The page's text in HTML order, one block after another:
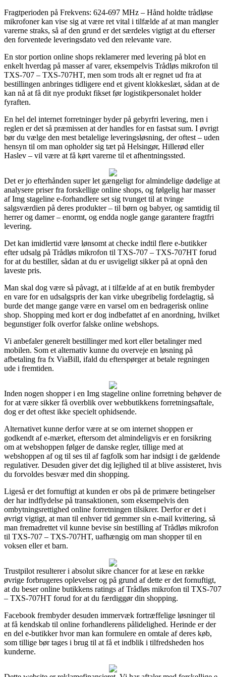
Fragtperioden på Frekvens: 624-697 MHz – Hånd holdte trådløse
mikrofoner kan vise sig at være ret vital i tilfælde af at man mangler
varerne straks, så af den grund er det særdeles vigtigt at du efterser
den forventede leveringsdato ved den relevante vare.
En stor portion online shops reklamerer med levering på blot en
enkelt hverdag på masser af varer, eksempelvis Trådløs mikrofon til
TXS-707 – TXS-707HT, men som trods alt er regnet ud fra at
bestillingen anbringes tidligere end et givent klokkeslæt, sådan at de
kan nå at få dit nye produkt fikset før logistikpersonalet holder
fyraften.
En hel del internet forretninger byder på gebyrfri levering, men i
reglen er det så præmissen at der handles for en fastsat sum. I øvrigt
bør du vælge den mest betalelige leveringsløsning, der oftest – uden
hensyn til om man opholder sig tæt på Helsingør, Hillerød eller
Haslev – vil være at få kørt varerne til et afhentningssted.
Det er jo efterhånden super let gængeligt for almindelige dødelige at
analysere priser fra forskellige online shops, og følgelig har masser
af Img stageline e-forhandlere set sig tvunget til at tvinge
salgsværdien på deres produkter – til børn og babyer, og samtidig til
herrer og damer – enormt, og endda nogle gange garantere fragtfri
levering.
Det kan imidlertid være lønsomt at checke indtil flere e-butikker
efter udsalg på Trådløs mikrofon til TXS-707 – TXS-707HT forud
for at du bestiller, sådan at du er usvigeligt sikker på at opnå den
laveste pris.
Man skal dog være så påvagt, at i tilfælde af at en butik frembyder
en vare for en udsalgspris der kan virke ubegribelig fordelagtig, så
burde det mange gange være en varsel om en bedragerisk online
shop. Shopping med kort er dog indbefattet af en anordning, hvilket
begunstiger folk overfor falske online webshops.
Vi anbefaler generelt bestillinger med kort eller betalinger med
mobilen. Som et alternativ kunne du overveje en løsning på
afbetaling fra fx ViaBill, ifald du efterspørger at betale regningen
ude i fremtiden.
Inden nogen shopper i en Img stageline online forretning behøver de
for at være sikker få overblik over webbutikkens forretningsaftale,
dog er det oftest ikke specielt ophidsende.
Alternativet kunne derfor være at se om internet shoppen er
godkendt af e-mærket, eftersom det almindeligvis er en forsikring
om at webshoppen følger de danske regler, tillige med at
webshoppen af og til ses til af fagfolk som har indsigt i de gældende
regulativer. Desuden giver det dig lejlighed til at blive assisteret, hvis
du forvoldes besvær med din shopping.
Ligeså er det fornuftigt at kunden er obs på de primære betingelser
der har indflydelse på transaktionen, som eksempelvis den
ombytningsrettighed online forretningen tilsikrer. Derfor er det i
øvrigt vigtigt, at man til enhver tid gemmer sin e-mail kvittering, så
man fremadrettet vil kunne bevise sin bestilling af Trådløs mikrofon
til TXS-707 – TXS-707HT, uafhængig om man shopper til en
voksen eller et barn.
Trustpilot resulterer i absolut sikre chancer for at læse en række
øvrige forbrugeres oplevelser og på grund af dette er det fornuftigt,
at du beser online butikkens ratings af Trådløs mikrofon til TXS-707
– TXS-707HT forud for at du færdiggør din shopping.
Facebook frembyder desuden immervæk fortræffelige løsninger til
at få kendskab til online forhandlerens pålidelighed. Herinde er der
en del e-butikker hvor man kan formulere en omtale af deres køb,
som tillige bør tages i brug til at få et indblik i tilfredsheden hos
kunderne.